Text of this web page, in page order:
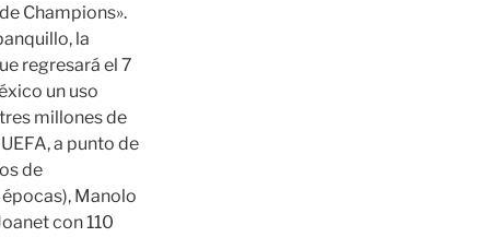
Champions».
la
regresará el 7
un uso
millones de
a punto de
de
Manolo
con 110